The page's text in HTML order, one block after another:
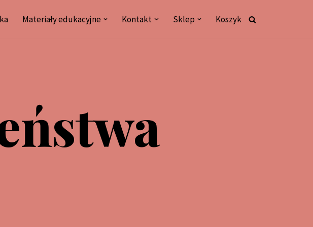
Materiały edukacyjne Kontakt Sklep Koszyk